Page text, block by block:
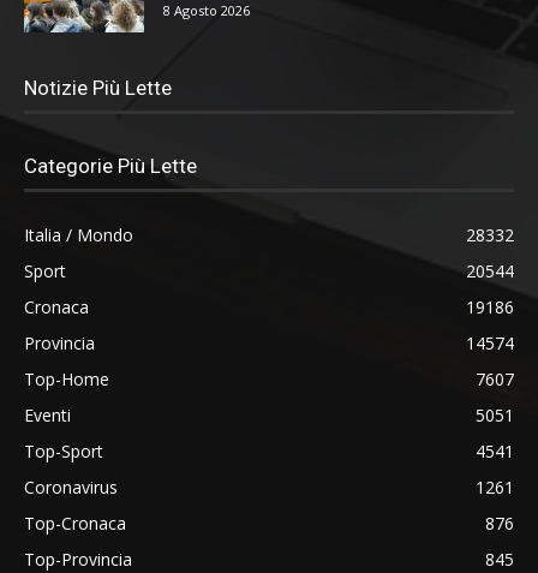
8 Agosto 2026
Notizie Più Lette
Categorie Più Lette
Italia / Mondo
28332
Sport
20544
Cronaca
19186
Provincia
14574
Top-Home
7607
Eventi
5051
Top-Sport
4541
Coronavirus
1261
Top-Cronaca
876
Top-Provincia
845